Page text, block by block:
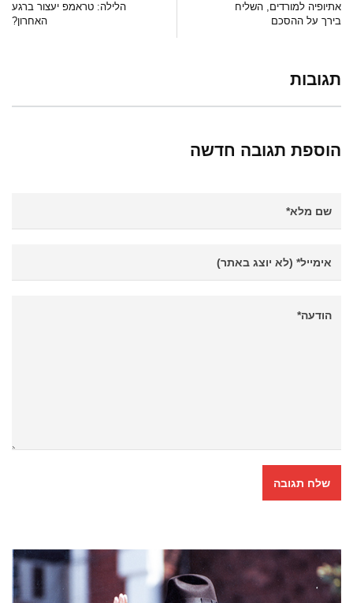
אתיופיה למורדים, השליח
בירך על ההסכם
הלילה: טראמפ יעצור ברגע
האחרון?
תגובות
הוספת תגובה חדשה